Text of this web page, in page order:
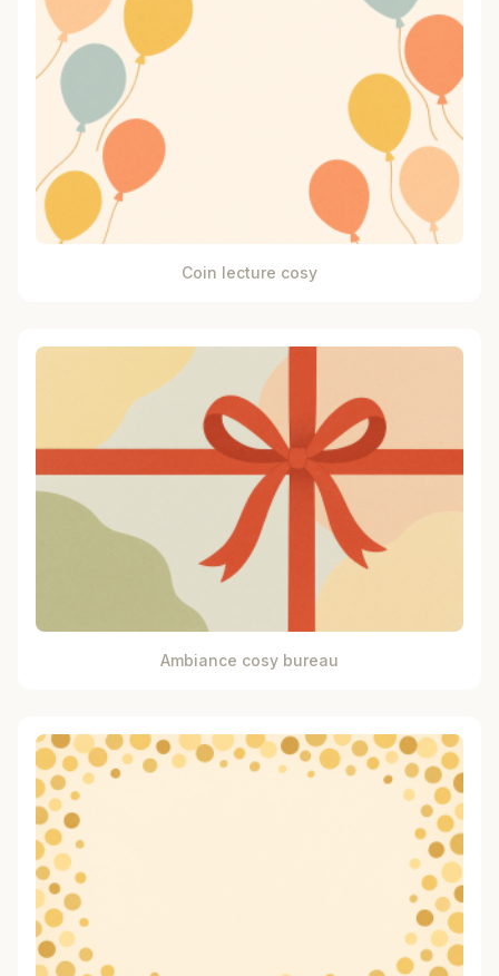
Coin lecture cosy
Ambiance cosy bureau